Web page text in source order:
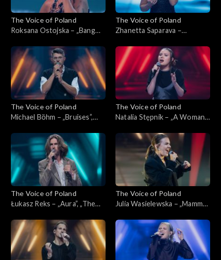
The Voice of Poland
Roksana Ostojska – „Bang
Live 1, 8 listopada 2025
The Voice of Poland
Zhanetta Saparava –
Voice of Poland”, Nokaut, 1
listopada 2025
The Voice of Poland
Michael Böhm – „Bruises”,
Nokaut, 1 listopada 2025
The Voice of Poland
Natalia Stępnik – „A Woman's
Poland”, Nokaut, 1 listopada
2025
The Voice of Poland
Łukasz Reks – „Aura”, „The
listopada 2025
The Voice of Poland
Julia Wasielewska – „Mamma
Poland”, Nokaut, 1 listopada
2025